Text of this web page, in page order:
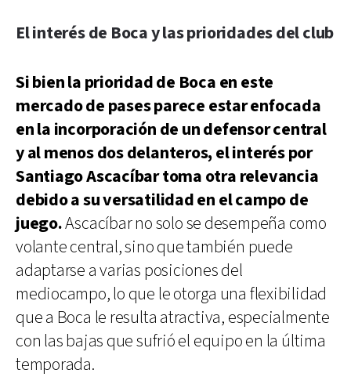
El interés de Boca y las prioridades del club
Si bien la prioridad de Boca en este
mercado de pases parece estar enfocada
en la incorporación de un defensor central
y al menos dos delanteros, el interés por
Santiago Ascacíbar toma otra relevancia
debido a su versatilidad en el campo de
juego.Ascacíbar no solo se desempeña como
volante central, sino que también puede
adaptarse a varias posiciones del
mediocampo, lo que le otorga una flexibilidad
que a Boca le resulta atractiva, especialmente
con las bajas que sufrió el equipo en la última
temporada.